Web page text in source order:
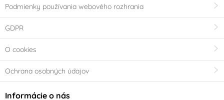
Podmienky používania webového rozhrania
GDPR
O cookies
Ochrana osobných údajov
Informácie o nás